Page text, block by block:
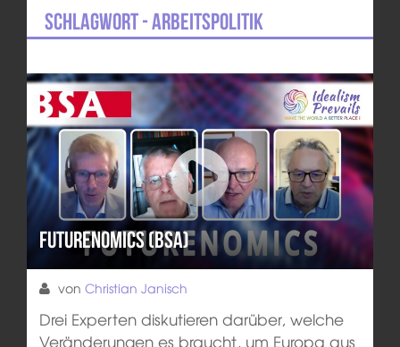
Schlagwort - Arbeitspolitik
Futurenomics (BSA)
von Christian Janisch
Drei Experten diskutieren darüber, welche
Veränderungen es braucht, um Europa aus